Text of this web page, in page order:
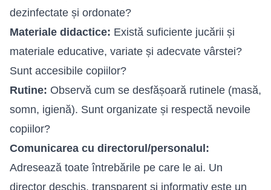
dezinfectate și ordonate?
Materiale didactice: Există suficiente jucării și
materiale educative, variate și adecvate vârstei?
Sunt accesibile copiilor?
Rutine: Observă cum se desfășoară rutinele (masă,
somn, igienă). Sunt organizate și respectă nevoile
copiilor?
Comunicarea cu directorul/personalul:
Adresează toate întrebările pe care le ai. Un
director deschis, transparent și informativ este un